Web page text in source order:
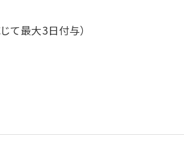
て最大3日付与）